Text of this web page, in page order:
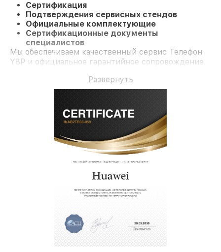
Сертификация
Подтверждения сервисных стендов
Официальные комплектующие
Сертификационные документы
специалистов
Мы обеспечиваем качественный сервис Телефон
Y8P и официальное гарантийное сопровождение
Развернуть